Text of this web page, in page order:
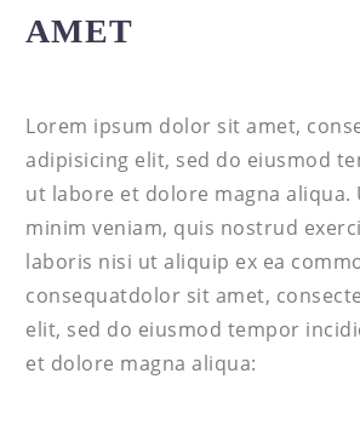
AMET
Lorem ipsum dolor sit amet,
adipisicing elit, sed do eiusmod
ut labore et dolore magna aliqua.
minim veniam, quis nostrud
laboris nisi ut aliquip ex ea
consequatdolor sit amet,
elit, sed do eiusmod tempor
et dolore magna aliqua: